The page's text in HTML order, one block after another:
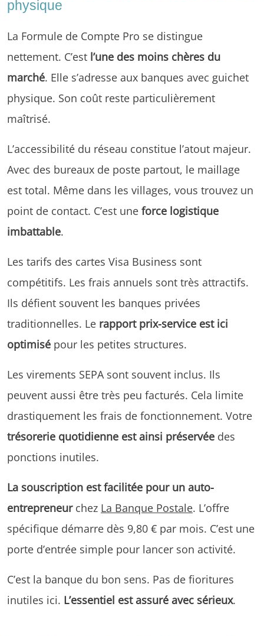
physique
La Formule de Compte Pro se distingue
nettement. C’est l’une des moins chères du
marché. Elle s’adresse aux banques avec guichet
physique. Son coût reste particulièrement
maîtrisé.
L’accessibilité du réseau constitue l’atout majeur.
Avec des bureaux de poste partout, le maillage
est total. Même dans les villages, vous trouvez un
point de contact. C’est une force logistique
imbattable.
Les tarifs des cartes Visa Business sont
compétitifs. Les frais annuels sont très attractifs.
Ils défient souvent les banques privées
traditionnelles. Le rapport prix-service est ici
optimisé pour les petites structures.
Les virements SEPA sont souvent inclus. Ils
peuvent aussi être très peu facturés. Cela limite
drastiquement les frais de fonctionnement. Votre
trésorerie quotidienne est ainsi préservée des
ponctions inutiles.
La souscription est facilitée pour un auto-
entrepreneurchez La Banque Postale. L’offre
spécifique démarre dès 9,80 € par mois. C’est une
porte d’entrée simple pour lancer son activité.
C’est la banque du bon sens. Pas de fioritures
inutiles ici. L’essentiel est assuré avec sérieux.